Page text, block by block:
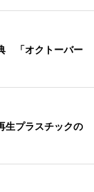
「オクトーバー
生プラスチックの